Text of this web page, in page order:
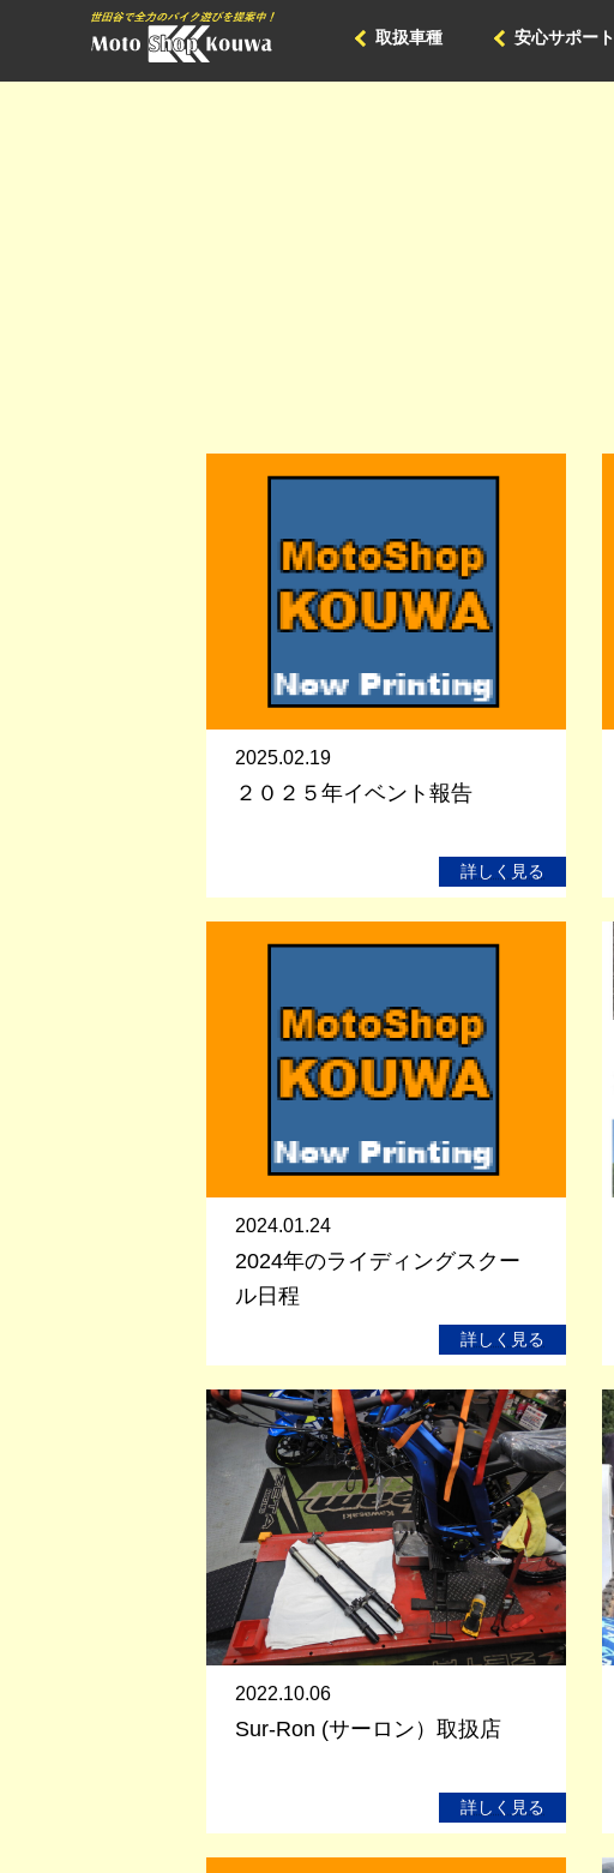
安心サポート
取扱車種
2025.02.19
２０２５年イベント報告
詳しく見る
2024.01.24
2024年のライディングスクー
ル日程
詳しく見る
2022.10.06
Sur-Ron (サーロン）取扱店
詳しく見る